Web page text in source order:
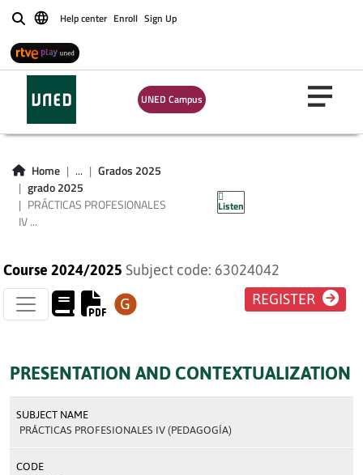
BuscarHelp center Enroll Sign Up
UNED Campus
Home ...
Grados 2025
grado 2025
PRÁCTICAS PROFESIONALES
IV ...
Listen
PRÁCTICAS
PROFESIONALES IV
(PEDAGOGÍA)
Course 2024/2025 Subject code: 63024042
REGISTER
PRESENTATION AND CONTEXTUALIZATION
SUBJECT NAME
PRÁCTICAS PROFESIONALES IV (PEDAGOGÍA)
CODE